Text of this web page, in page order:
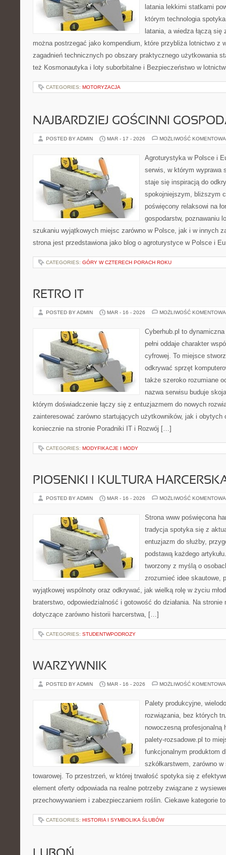
latania lekkimi statkami
którym technologia
latania, a wiedza łączą
można postrzegać jako kompendium, które przybliża lotnictwo z
zagadnień technicznych po obszary praktycznego użytkowania
też Kosmonautyka i loty suborbitalne i Bezpieczeństwo w
CATEGORIES: MOTORYZACJA
NAJBARDZIEJ GOŚCINNI
POSTED BY ADMIN MAR - 17 - 2026 MOŻLIWOŚĆ
Agroturystyka w Polsce i
serwis, w którym wyprawa
staje się inspiracją do
spokojniejszym, bliższym
poświęcony relaksowi na
gospodarstw, poznawaniu
szukaniu wyjątkowych miejsc zarówno w Polsce, jak i w innych
strona jest przedstawiona jako blog o agroturystyce w Polsce i
CATEGORIES: GÓRY W CZTERECH PORACH ROKU
RETRO IT
POSTED BY ADMIN MAR - 16 - 2026 MOŻLIWOŚĆ
Cyberhub.pl to
pełni oddaje charakter
cyfrowej. To miejsce
odkrywać sprzęt
także szeroko rozumiane
nazwa serwisu buduje
którym doświadczenie łączy się z entuzjazmem do nowych
zainteresować zarówno startujących użytkowników, jak i obytych
koniecznie na stronie Poradniki IT i Rozwój […]
CATEGORIES: MODYFIKACJE I MODY
PIOSENKI I KULTURA
POSTED BY ADMIN MAR - 16 - 2026 MOŻLIWOŚĆ
Strona www poświęcona
tradycja spotyka się z
entuzjazm do służby,
podstawą każdego
tworzony z myślą o
zrozumieć idee skautowe,
wyjątkowej wspólnoty oraz odkrywać, jak wielką rolę w życiu
braterstwo, odpowiedzialność i gotowość do działania. Na
dotyczące zarówno historii harcerstwa, […]
CATEGORIES: STUDENTWPODROZY
WARZYWNIK
POSTED BY ADMIN MAR - 16 - 2026 MOŻLIWOŚĆ
Palety produkcyjne,
rozwiązania, bez których
nowoczesną profesjonalną
palety-rozsadowe.pl to
funkcjonalnym produktom
szkółkarstwem, zarówno
towarowej. To przestrzeń, w której trwałość spotyka się z
element oferty odpowiada na realne potrzeby związane z
przechowywaniem i zabezpieczaniem roślin. Ciekawe kategorie
CATEGORIES: HISTORIA I SYMBOLIKA ŚLUBÓW